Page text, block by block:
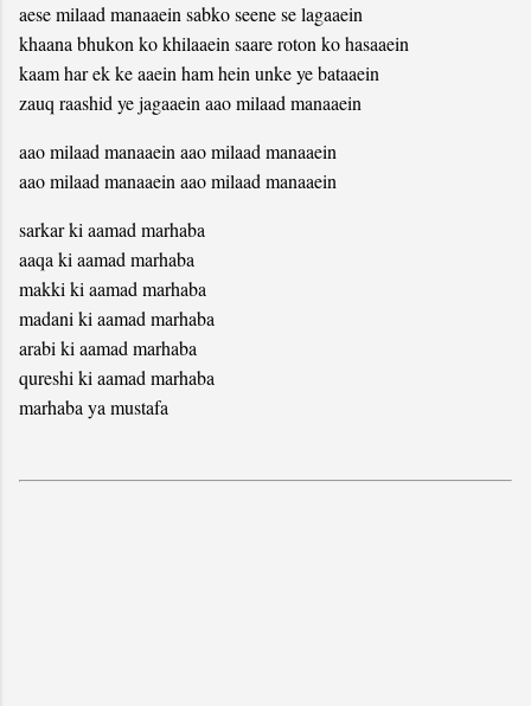
aese milaad manaaein sabko seene se lagaaein
khaana bhukon ko khilaaein saare roton ko hasaaein
kaam har ek ke aaein ham hein unke ye bataaein
zauq raashid ye jagaaein aao milaad manaaein
aao milaad manaaein aao milaad manaaein
aao milaad manaaein aao milaad manaaein
sarkar ki aamad marhaba
aaqa ki aamad marhaba
makki ki aamad marhaba
madani ki aamad marhaba
arabi ki aamad marhaba
qureshi ki aamad marhaba
marhaba ya mustafa